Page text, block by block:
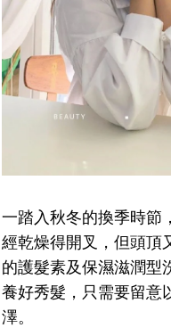
一踏入秋冬的換季時節
經乾燥得開叉，但頭頂
的護髮素及保濕滋潤型
養好秀髮，只需要留意
澤。